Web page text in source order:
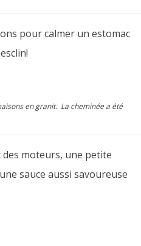
pour calmer un estomac
en granit. La cheminée a été
moteurs, une petite
sauce aussi savoureuse